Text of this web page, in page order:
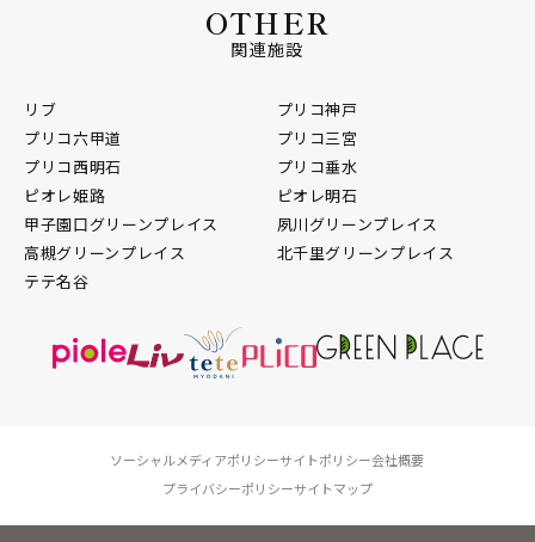
OTHER
関連施設
リブ
プリコ神戸
プリコ六甲道
プリコ三宮
プリコ西明石
プリコ垂水
ピオレ姫路
ピオレ明石
甲子園口グリーンプレイス
夙川グリーンプレイス
高槻グリーンプレイス
北千里グリーンプレイス
テテ名谷
ソーシャルメディアポリシーサイトポリシー会社概要
プライバシーポリシーサイトマップ